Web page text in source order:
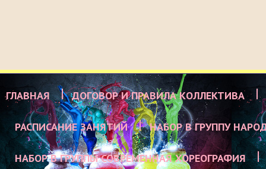
ГЛАВНАЯ ДОГОВОР И ПРАВИЛА КОЛЛЕКТИВА
РАСПИСАНИЕ ЗАНЯТИЙ НАБОР В ГРУППУ
НАБОР В ГРУППЫ СОВРЕМЕННАЯ ХОРЕОГРАФИЯ